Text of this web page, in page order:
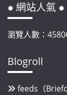
● 網站人氣 ●
瀏覽人數：
Blogroll
feeds（